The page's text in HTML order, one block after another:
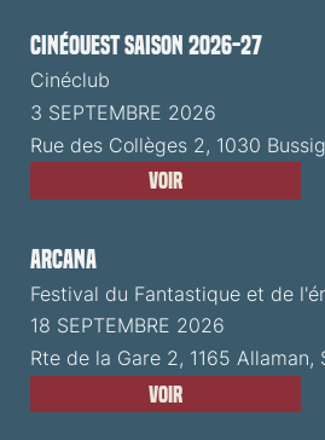
CinéOuest Saison 2026-27
Cinéclub
3 SEPTEMBRE 2026
Rue des Collèges 2, 1030
Voir
ARCANA
Festival du Fantastique et de
18 SEPTEMBRE 2026
Rte de la Gare 2, 1165 Allaman,
Voir